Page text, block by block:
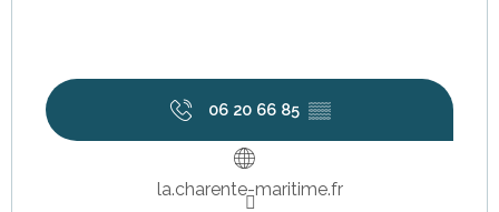
06 20 66 85 ▒▒
la.charente-maritime.fr